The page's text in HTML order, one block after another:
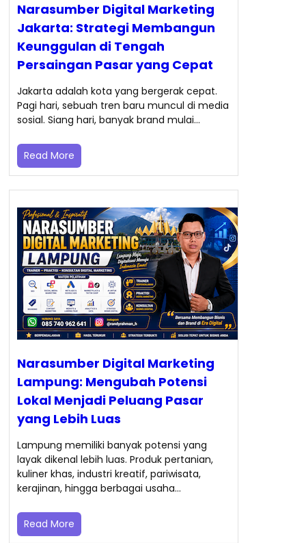
Narasumber Digital Marketing
Jakarta: Strategi Membangun
Keunggulan di Tengah
Persaingan Pasar yang Cepat
Jakarta adalah kota yang bergerak cepat.
Pagi hari, sebuah tren baru muncul di media
sosial. Siang hari, banyak brand mulai…
Read More
Narasumber Digital Marketing
Lampung: Mengubah Potensi
Lokal Menjadi Peluang Pasar
yang Lebih Luas
Lampung memiliki banyak potensi yang
layak dikenal lebih luas. Produk pertanian,
kuliner khas, industri kreatif, pariwisata,
kerajinan, hingga berbagai usaha…
Read More